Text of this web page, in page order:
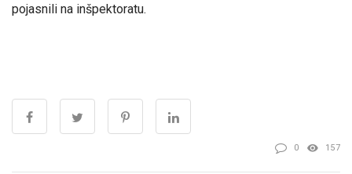
pojasnili na inšpektoratu.
0 157